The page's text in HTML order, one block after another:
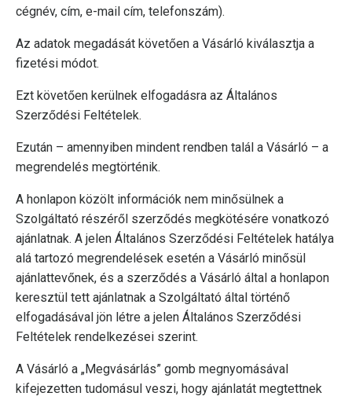
cégnév, cím, e-mail cím, telefonszám).
Az adatok megadását követően a Vásárló kiválasztja a
fizetési módot.
Ezt követően kerülnek elfogadásra az Általános
Szerződési Feltételek.
Ezután – amennyiben mindent rendben talál a Vásárló – a
megrendelés megtörténik.
A honlapon közölt információk nem minősülnek a
Szolgáltató részéről szerződés megkötésére vonatkozó
ajánlatnak. A jelen Általános Szerződési Feltételek hatálya
alá tartozó megrendelések esetén a Vásárló minősül
ajánlattevőnek, és a szerződés a Vásárló által a honlapon
keresztül tett ajánlatnak a Szolgáltató által történő
elfogadásával jön létre a jelen Általános Szerződési
Feltételek rendelkezései szerint.
A Vásárló a „Megvásárlás” gomb megnyomásával
kifejezetten tudomásul veszi, hogy ajánlatát megtettnek